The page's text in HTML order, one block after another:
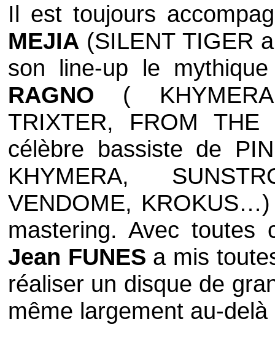
Il est toujours
MEJIA (SILENT TIGER
son line-up le
RAGNO ( KHYMERA
TRIXTER, FROM THE
célèbre bassiste de
KHYMERA,
VENDOME, KROKUS…)
mastering. Avec toutes
Jean FUNES a mis
réaliser un disque de
même largement au-delà